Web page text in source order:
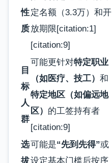
性
质
定名额（3.3万）和开
放期限[citation:1]
[citation:9]
目
标
人
群
可能更针对特定职业
（如医疗、技工） 和
特定地区（如偏远地
区） 的工签持有者
[citation:9]
选
拔
可能是“先到先得”或
设定基本门槛后按序